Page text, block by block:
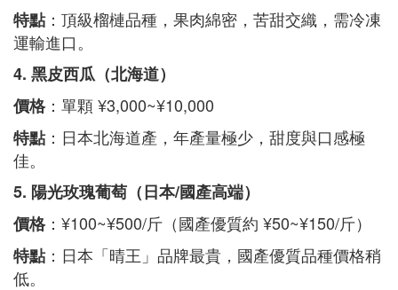
特點：頂級榴槤品種，果肉綿密，苦甜交織，需冷凍
運輸進口。
4. 黑皮西瓜（北海道）
價格：單顆 ¥3,000~¥10,000
特點：日本北海道產，年產量極少，甜度與口感極
佳。
5. 陽光玫瑰葡萄（日本/國產高端）
價格：¥100~¥500/斤（國產優質約 ¥50~¥150/斤）
特點：日本「晴王」品牌最貴，國產優質品種價格稍
低。